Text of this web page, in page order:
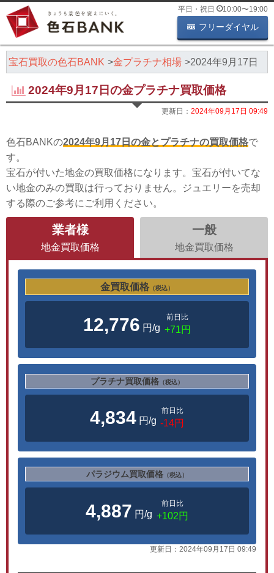
平日・祝日 10:00〜19:00
フリーダイヤル
宝石買取の色石BANK 金プラチナ相場 2024年9月17日
2024年9月17日の金プラチナ買取価格
更新日： 2024年09月17日 09:49
色石BANKの2024年9月17日の金とプラチナの買取価格で
す。
宝石が付いた地金の買取価格になります。宝石が付いてな
い地金のみの買取は行っておりません。ジュエリーを売却
する際のご参考にご利用ください。
業者様
地金買取価格
一般
地金買取価格
金買取価格 （税込）
12,776 円/g
前日比
+71円
プラチナ買取価格 （税込）
4,834 円/g
前日比
-14円
パラジウム買取価格 （税込）
4,887 円/g
前日比
+102円
更新日： 2024年09月17日 09:49